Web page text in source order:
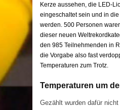
Kerze aussehen, die LED-
eingeschaltet sein und in
werden. 500 Personen
dieser neuen
den 985 Teilnehmenden in
die Vorgabe also fast
Temperaturen zum Trotz.
Temperaturen um
Gezählt wurden dafür